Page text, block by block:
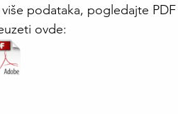
više podataka, pogledajte
ovde: